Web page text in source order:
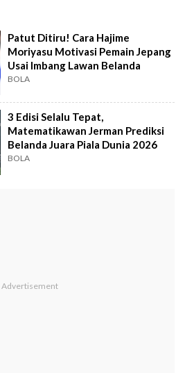
Patut Ditiru! Cara Hajime
Moriyasu Motivasi Pemain Jepang
Usai Imbang Lawan Belanda
BOLA
3 Edisi Selalu Tepat,
Matematikawan Jerman Prediksi
Belanda Juara Piala Dunia 2026
BOLA